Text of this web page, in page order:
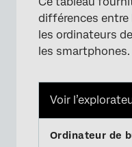
différences entre
les ordinateurs
les smartphones.
Voir